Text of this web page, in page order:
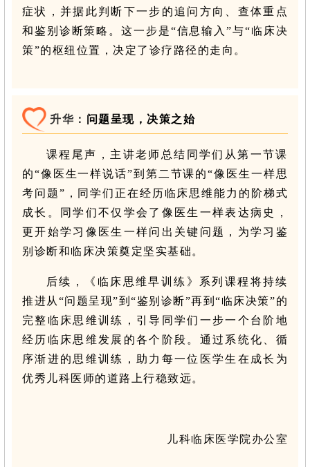
症状，并据此判断下一步的追问方向、查体重点
和鉴别诊断策略。这一步是“信息输入”与“临床决
策”的枢纽位置，决定了诊疗路径的走向。
升华： 问题呈现，决策之始
课程尾声，主讲老师总结同学们从第一节课
的“像医生一样说话”到第二节课的“像医生一样思
考问题”，同学们正在经历临床思维能力的阶梯式
成长。同学们不仅学会了像医生一样表达病史，
更开始学习像医生一样问出关键问题，为学习鉴
别诊断和临床决策奠定坚实基础。
后续，《临床思维早训练》系列课程将持续
推进从“问题呈现”到“鉴别诊断”再到“临床决策”的
完整临床思维训练，引导同学们一步一个台阶地
经历临床思维发展的各个阶段。通过系统化、循
序渐进的思维训练，助力每一位医学生在成长为
优秀儿科医师的道路上行稳致远。
儿科临床医学院办公室